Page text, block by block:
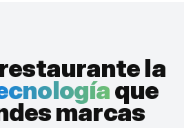
la
que
marcas